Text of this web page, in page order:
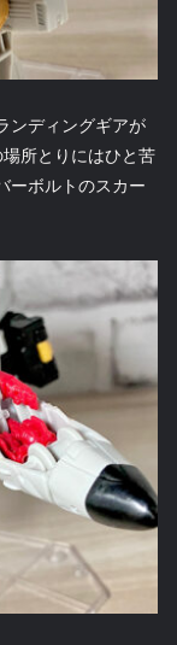
ンディングギアが
所とりにはひと苦
ーボルトのスカー